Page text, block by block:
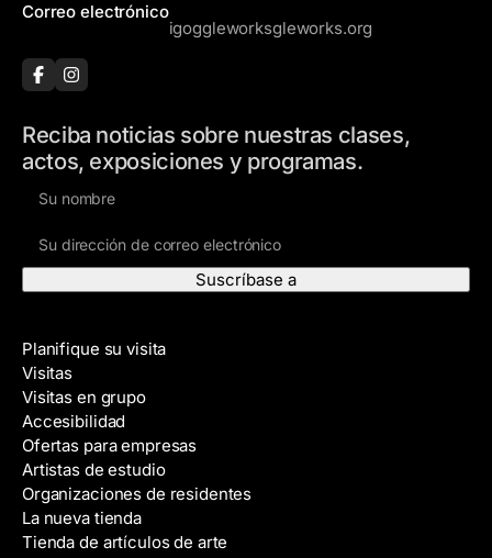
Correo electrónico
igoggleworksgleworks.org
Reciba noticias sobre nuestras clases,
actos, exposiciones y programas.
c
i
ó
n
d
e
c
o
r
Planifique su visita
Visitas
Visitas en grupo
Accesibilidad
Ofertas para empresas
Artistas de estudio
Organizaciones de residentes
La nueva tienda
Tienda de artículos de arte